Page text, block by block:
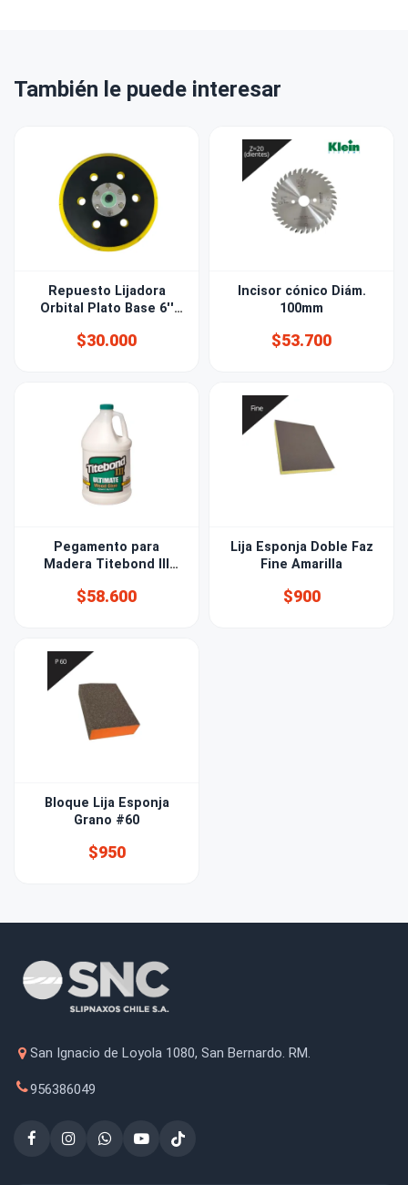
También le puede interesar
Repuesto Lijadora
Orbital Plato Base 6''
$30.000
Incisor cónico Diám.
100mm
$53.700
Pegamento para
Madera Titebond III
$58.600
Lija Esponja Doble Faz
Fine Amarilla
$900
Bloque Lija Esponja
Grano #60
$950
San Ignacio de Loyola 1080, San Bernardo. RM.
956386049